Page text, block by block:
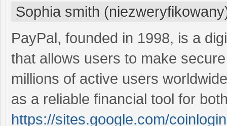
Sophia smith
PayPal, founded in 1998, is a
that allows users to make
millions of active users
as a reliable financial tool for
https://sites.google.com/